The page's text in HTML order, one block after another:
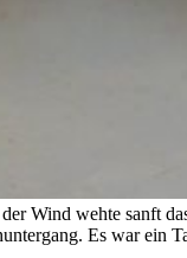
Wind wehte sanft
Es war ein